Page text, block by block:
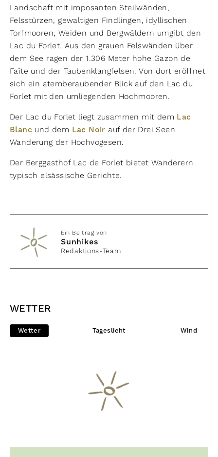
Landschaft mit imposanten Steilwänden,
Felsstürzen, gewaltigen Findlingen, idyllischen
Torfmooren, Weiden und Bergwäldern umgibt den
Lac du Forlet. Aus den grauen Felswänden über
dem See ragen der 1.306 Meter hohe Gazon de
Faîte und der Taubenklangfelsen. Von dort eröffnet
sich ein atemberaubender Blick auf den Lac du
Forlet mit den umliegenden Hochmooren.
Der Lac du Forlet liegt zusammen mit dem Lac
Blanc und dem Lac Noir auf der Drei Seen
Wanderung der Hochvogesen.
Der Berggasthof Lac de Forlet bietet Wanderern
typisch elsässische Gerichte.
Ein Beitrag von
Sunhikes
Redaktions-Team
WETTER
Wetter Tageslicht Wind